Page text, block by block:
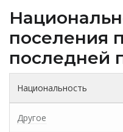
поселения
последней
Национальность
Другое